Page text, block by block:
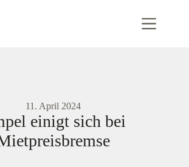
11. April 2024
einigt sich bei